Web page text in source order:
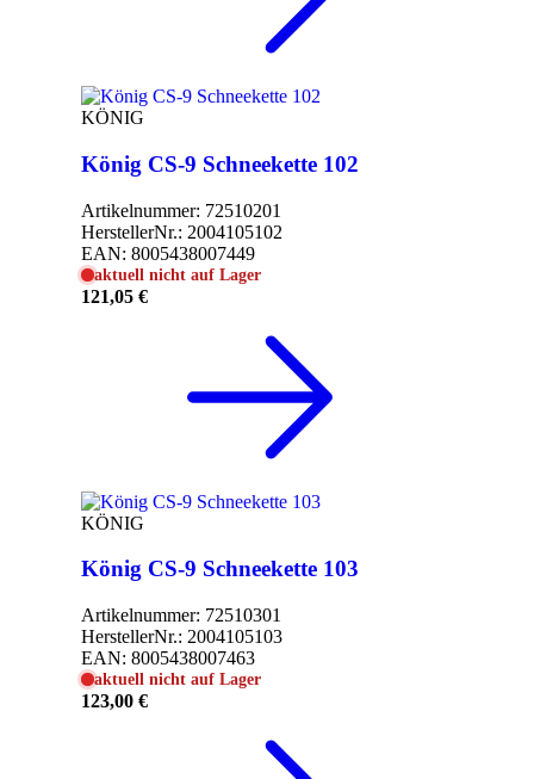
KÖNIG
König CS-9 Schneekette 102
Artikelnummer: 72510201
HerstellerNr.: 2004105102
EAN: 8005438007449
aktuell nicht auf Lager
121,05 €
KÖNIG
König CS-9 Schneekette 103
Artikelnummer: 72510301
HerstellerNr.: 2004105103
EAN: 8005438007463
aktuell nicht auf Lager
123,00 €